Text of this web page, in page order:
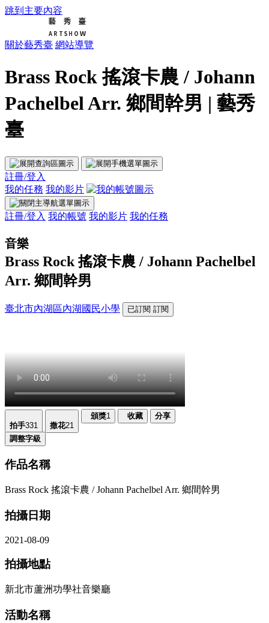
跳到主要內容
關於藝秀臺 網站導覽
Brass Rock 搖滾卡農 / Johann
Pachelbel Arr. 鄉間幹男 | 藝秀
臺
註冊/登入
我的任務 我的影片
註冊/登入 我的帳號 我的影片 我的任務
音樂
Brass Rock 搖滾卡農 / Johann Pachelbel
Arr. 鄉間幹男
臺北市內湖區內湖國民小學 已訂閱 訂閱
拍手331 撒花21
頒獎1 收藏 分享
調整字級
作品名稱
Brass Rock 搖滾卡農 / Johann Pachelbel Arr. 鄉間幹男
拍攝日期
2021-08-09
拍攝地點
新北市蘆洲功學社音樂廳
活動名稱